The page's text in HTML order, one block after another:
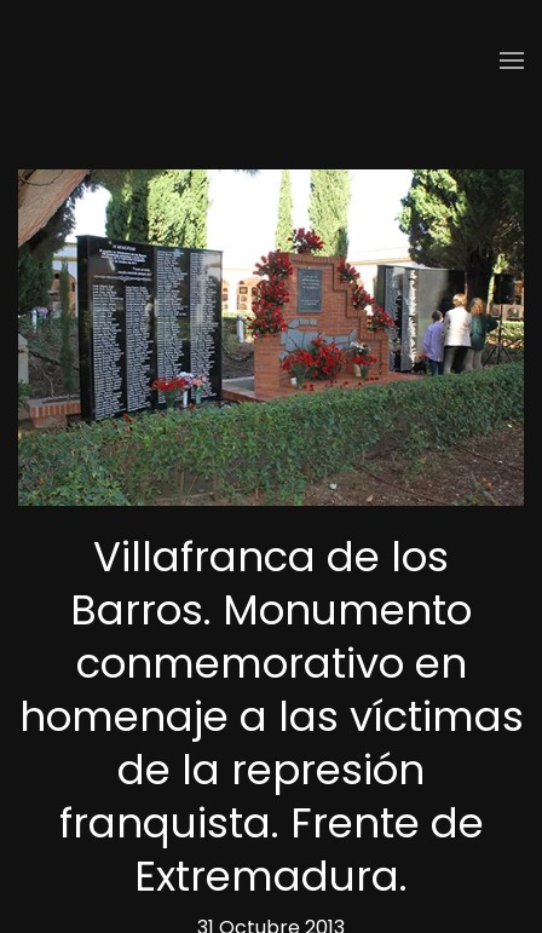
Villafranca de los
Barros. Monumento
conmemorativo en
homenaje a las víctimas
de la represión
franquista. Frente de
Extremadura.